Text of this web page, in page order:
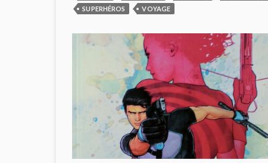
SUPERHÉROS
VOYAGE